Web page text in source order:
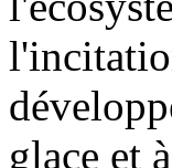
glace et